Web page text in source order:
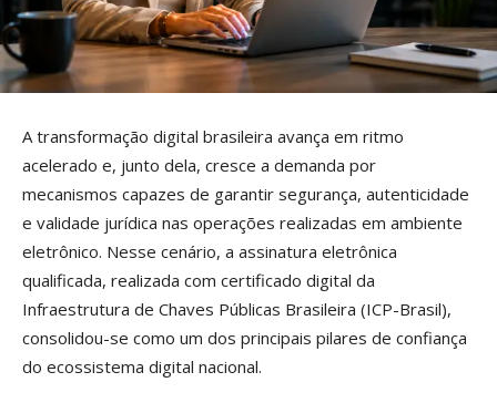
A transformação digital brasileira avança em ritmo
acelerado e, junto dela, cresce a demanda por
mecanismos capazes de garantir segurança, autenticidade
e validade jurídica nas operações realizadas em ambiente
eletrônico. Nesse cenário, a assinatura eletrônica
qualificada, realizada com certificado digital da
Infraestrutura de Chaves Públicas Brasileira (ICP-Brasil),
consolidou-se como um dos principais pilares de confiança
do ecossistema digital nacional.